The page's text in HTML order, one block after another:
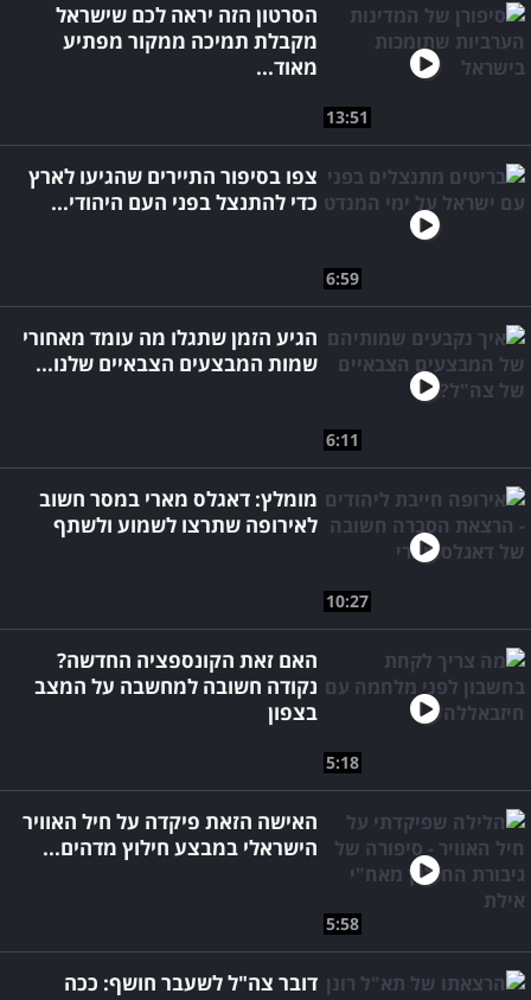
13:51
הסרטון הזה יראה לכם שישראל
מקבלת תמיכה ממקור מפתיע
מאוד...
6:59
צפו בסיפור התיירים שהגיעו לארץ
כדי להתנצל בפני העם היהודי...
6:11
הגיע הזמן שתגלו מה עומד מאחורי
שמות המבצעים הצבאיים שלנו...
10:27
מומלץ: דאגלס מארי במסר חשוב
לאירופה שתרצו לשמוע ולשתף
5:18
האם זאת הקונספציה החדשה?
נקודה חשובה למחשבה על המצב
בצפון
5:58
האישה הזאת פיקדה על חיל האוויר
הישראלי במבצע חילוץ מדהים...
דובר צה"ל לשעבר חושף: ככה